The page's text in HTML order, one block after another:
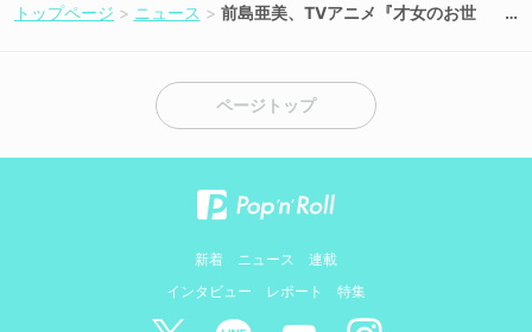
トップページ ニュース
前島亜美、TVアニメ『才女のお世
ページトップ
新着 ニュース
連載
インタビュー
レポート 特集